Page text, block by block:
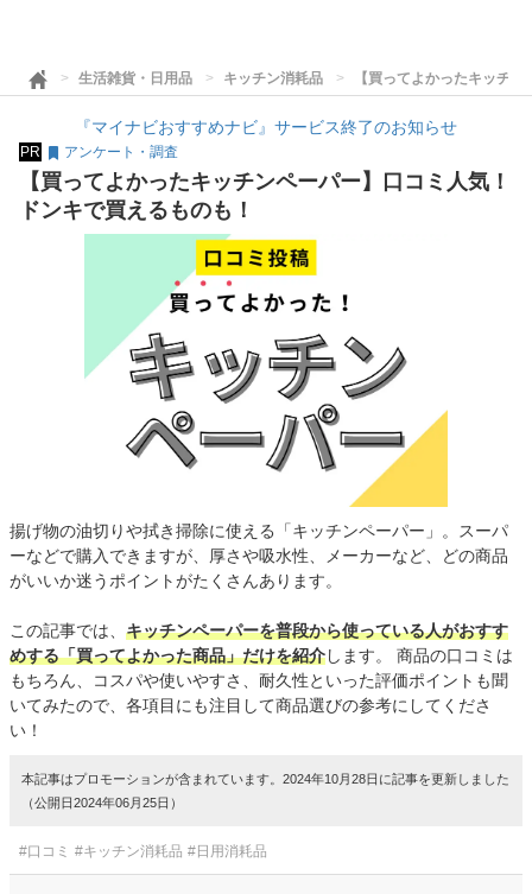
生活雑貨・日用品 キッチン消耗品 【買ってよかったキッチ
『マイナビおすすめナビ』サービス終了のお知らせ
PR アンケート・調査
【買ってよかったキッチンペーパー】口コミ人気！
ドンキで買えるものも！
揚げ物の油切りや拭き掃除に使える「キッチンペーパー」。スーパ
ーなどで購入できますが、厚さや吸水性、メーカーなど、どの商品
がいいか迷うポイントがたくさんあります。
この記事では、 キッチンペーパーを普段から使っている人がおすす
めする「買ってよかった商品」だけを紹介します。 商品の口コミは
もちろん、コスパや使いやすさ、耐久性といった評価ポイントも聞
いてみたので、各項目にも注目して商品選びの参考にしてくださ
い！
本記事はプロモーションが含まれています。2024年10月28日に記事を更新しました
（公開日2024年06月25日）
#口コミ #キッチン消耗品 #日用消耗品